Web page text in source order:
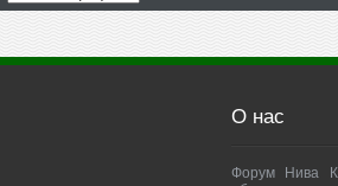
О нас
Форум Нива